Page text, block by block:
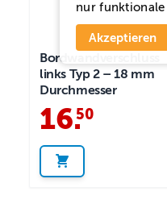
Bordwandverschluss
links Typ 2 – 18 mm
Durchmesser
16.
50
nur funktionale
Akzeptieren